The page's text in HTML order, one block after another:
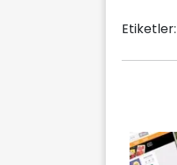
Etiketler: